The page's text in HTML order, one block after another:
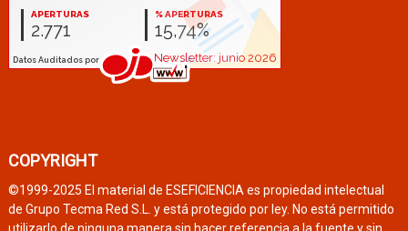
COPYRIGHT
©1999-2025 El material de ESEFICIENCIA es propiedad intelectual
de Grupo Tecma Red S.L. y está protegido por ley. No está permitido